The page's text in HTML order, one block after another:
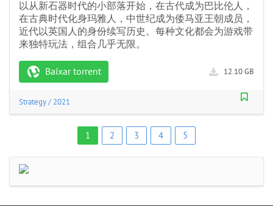
以从新石器时代的小部落开始，在古代成为巴比伦人，
在古典时代化身玛雅人，中世纪成为倭马亚王朝成员，
近代以英国人的身份续写历史。每种文化都会为游戏带
来独特玩法，组合几乎无限。
Baixar torrent 12.10 GB
Strategy/ 2021
1 2 3 4 5